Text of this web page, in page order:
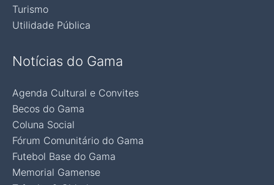
Turismo
Utilidade Pública
Notícias do Gama
Agenda Cultural e Convites
Becos do Gama
Coluna Social
Fórum Comunitário do Gama
Futebol Base do Gama
Memorial Gamense